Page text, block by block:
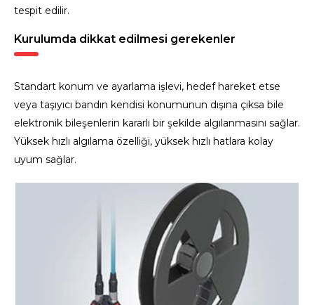
tespit edilir.
Kurulumda dikkat edilmesi gerekenler
Standart konum ve ayarlama işlevi, hedef hareket etse
veya taşıyıcı bandın kendisi konumunun dışına çıksa bile
elektronik bileşenlerin kararlı bir şekilde algılanmasını sağlar.
Yüksek hızlı algılama özelliği, yüksek hızlı hatlara kolay
uyum sağlar.